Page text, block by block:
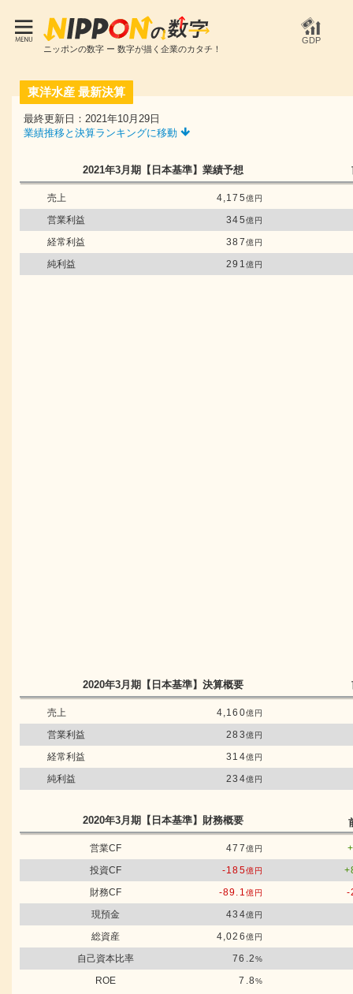
ニッポンの数字 ー 数字が描く企業のカタチ！
GDP
東洋水産 最新決算
最終更新日：2021年10月29日
業績推移と決算ランキングに移動
2021年3月期 【日本基準】 業績予想
売上 4,175億円
営業利益 345億円
経常利益 387億円
純利益 291億円
2020年3月期 【日本基準】 決算概要
売上 4,160億円
営業利益 283億円
経常利益 314億円
純利益 234億円
2020年3月期 【日本基準】 財務概要
営業CF 477億円
投資CF
-185億円
財務CF
-89.1億円
-
現預金
434億円
総資産 4,026億円
自己資本比率 76.2%
ROE 7.8%